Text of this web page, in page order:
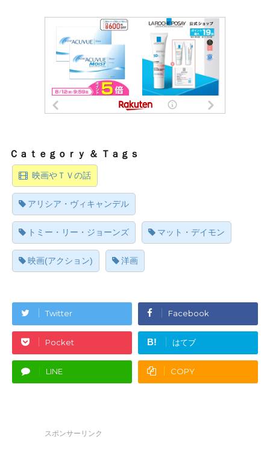
映画やＴＶの話
アリシア・ヴィキャンデル
トミー・リー・ジョーンズ マット・デイモン
映画(アクション) 洋画
Twitter Facebook
Pocket B! はてブ
LINE COPY
スポンサーリンク